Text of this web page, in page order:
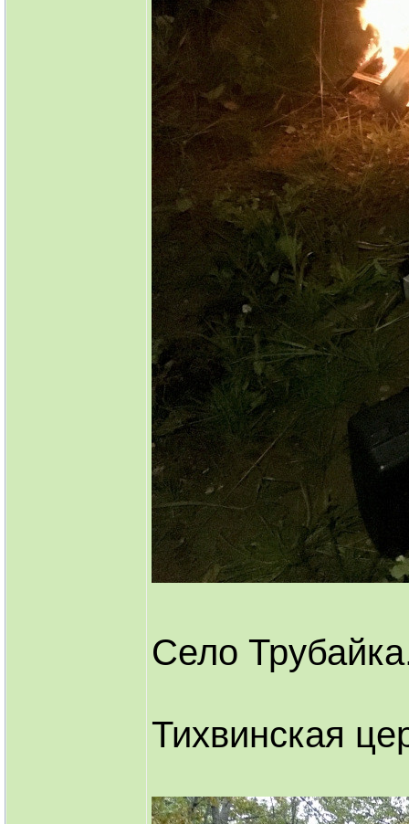
Село
Тихвинская